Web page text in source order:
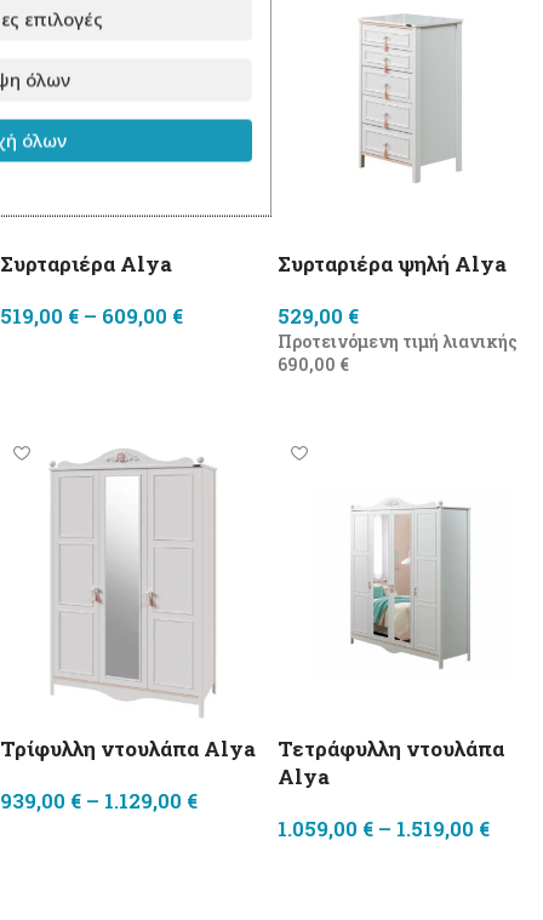
Συρταριέρα Alya
519,00 € – 609,00 €
Συρταριέρα ψηλή Alya
529,00 €
Προτεινόμενη τιμή λιανικής
690,00 €
Τρίφυλλη ντουλάπα Alya
939,00 € – 1.129,00 €
Τετράφυλλη ντουλάπα
Alya
1.059,00 € – 1.519,00 €
επιλογές
όλων
όλων